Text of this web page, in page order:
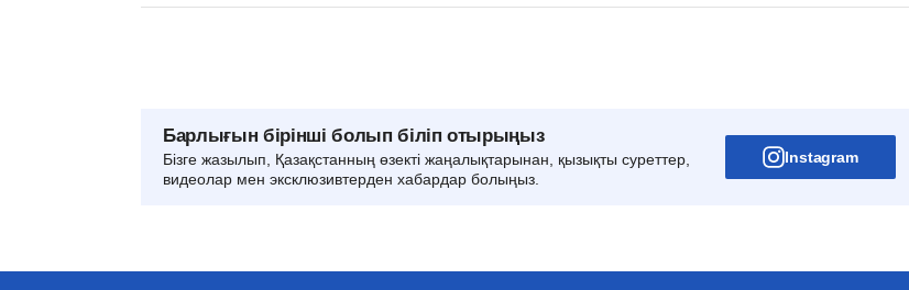
Барлығын бірінші болып біліп отырыңыз
Бізге жазылып, Қазақстанның өзекті жаңалықтарынан, қызықты суреттер,
видеолар мен эксклюзивтерден хабардар болыңыз.
Instagram